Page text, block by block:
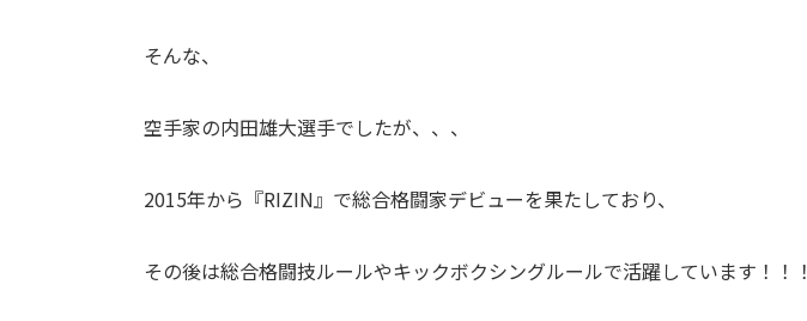
そんな、
空手家の内田雄大選手でしたが、、、
2015年から『RIZIN』で総合格闘家デビューを果たしており、
その後は総合格闘技ルールやキックボクシングルールで活躍しています！！！